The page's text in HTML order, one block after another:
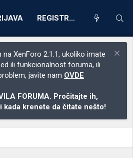
REGISTRACIJA
XenForo 2.1.1, ukoliko imate
ili funkcionalnost foruma, ili
javite nam OVDE
FORUMA. Pročitajte ih,
kada krenete da čitate nešto!